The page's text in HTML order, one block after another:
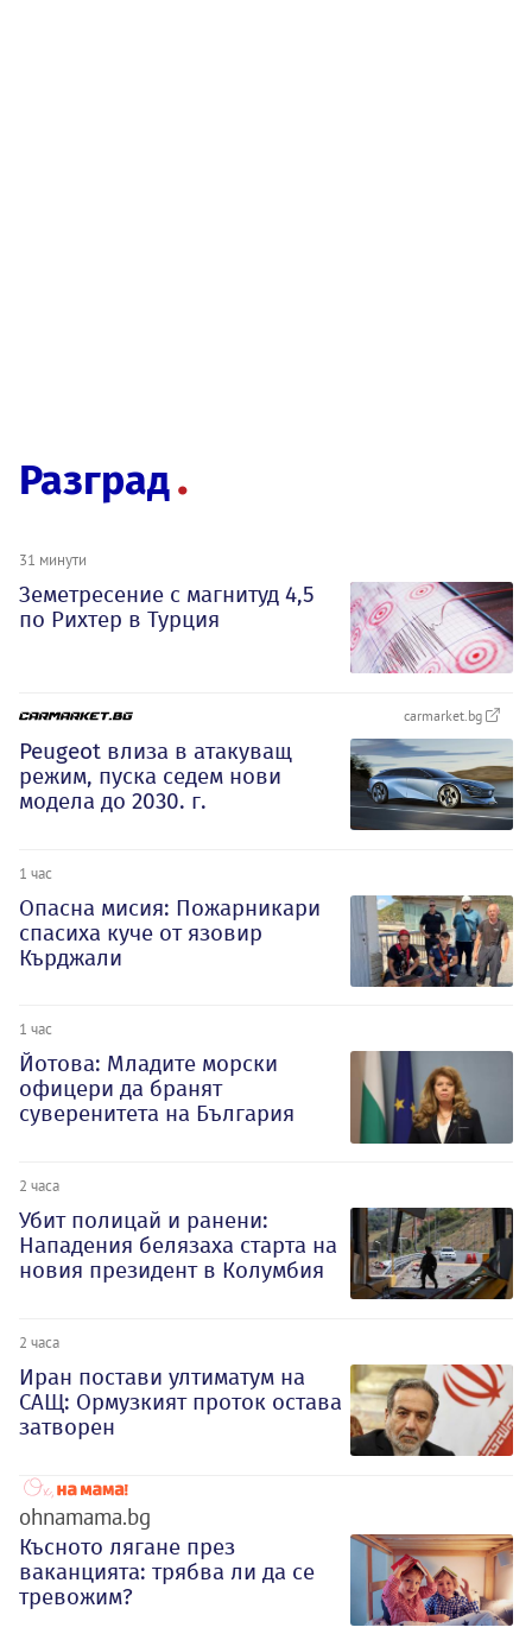
Разград
31 минути
Земетресение с магнитуд 4,5
по Рихтер в Турция
carmarket.bg
Peugeot влиза в атакуващ
режим, пуска седем нови
модела до 2030. г.
1 час
Опасна мисия: Пожарникари
спасиха куче от язовир
Кърджали
1 час
Йотова: Младите морски
офицери да бранят
суверенитета на България
2 часа
Убит полицай и ранени:
Нападения белязаха старта на
новия президент в Колумбия
2 часа
Иран постави ултиматум на
САЩ: Ормузкият проток остава
затворен
ohnamama.bg
Късното лягане през
ваканцията: трябва ли да се
тревожим?